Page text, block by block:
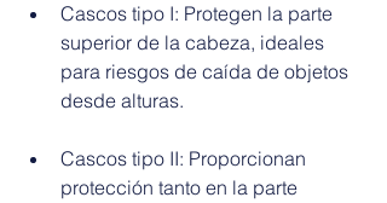
Cascos tipo I: Protegen la parte
superior de la cabeza, ideales
para riesgos de caída de objetos
desde alturas.
Cascos tipo II: Proporcionan
protección tanto en la parte